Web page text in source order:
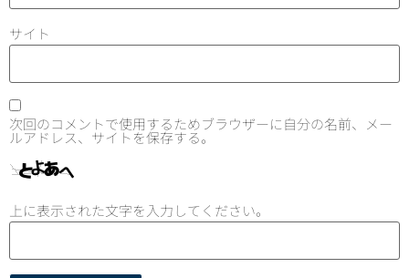
サイト
次回のコメントで使用するためブラウザーに自分の名前、メー
ルアドレス、サイトを保存する。
上に表示された文字を入力してください。